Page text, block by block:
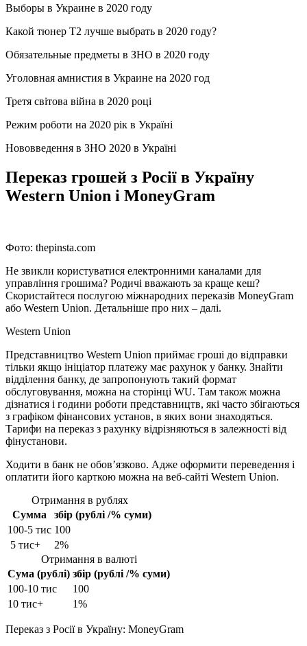
Выборы в Украине в 2020 году
Какой тюнер Т2 лучше выбрать в 2020 году?
Обязательные предметы в ЗНО в 2020 году
Уголовная амнистия в Украине на 2020 год
Третя світова війна в 2020 році
Режим роботи на 2020 рік в Україні
Нововведення в ЗНО 2020 в Україні
Переказ грошей з Росії в Україну
Western Union і MoneyGram
Фото: thepinsta.com
Не звикли користуватися електронними каналами для
управління грошима? Родичі вважають за краще кеш?
Скористайтеся послугою міжнародних переказів MoneyGram
або Western Union. Детальніше про них – далі.
Western Union
Представництво Western Union приймає гроші до відправки
тільки якщо ініціатор платежу має рахунок у банку. Знайти
відділення банку, де запропонують такий формат
обслуговування, можна на сторінці WU. Там також можна
дізнатися і години роботи представництв, які часто збігаються
з графіком фінансових установ, в яких вони знаходяться.
Тарифи на переказ з рахунку відрізняються в залежності від
фінустанови.
Ходити в банк не обов’язково. Адже оформити переведення і
оплатити його карткою можна на веб-сайті Western Union.
Отримання в рублях
Сумма
збір (рублі /% суми)
100-5 тис 100
5 тис+
2%
Отримання в валюті
Сума (рублi) збір (рублі /% суми)
100-10 тис
100
10 тис+
1%
Переказ з Росії в Україну: MoneyGram